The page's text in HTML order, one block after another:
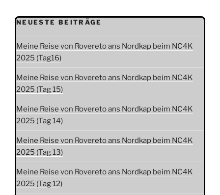
NEUESTE BEITRÄGE
Meine Reise von Rovereto ans Nordkap beim NC4K
2025 (Tag16)
Meine Reise von Rovereto ans Nordkap beim NC4K
2025 (Tag 15)
Meine Reise von Rovereto ans Nordkap beim NC4K
2025 (Tag 14)
Meine Reise von Rovereto ans Nordkap beim NC4K
2025 (Tag 13)
Meine Reise von Rovereto ans Nordkap beim NC4K
2025 (Tag 12)